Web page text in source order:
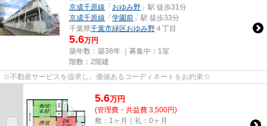
京成千原線 「 おゆみ野 」駅 徒歩31分
京成千原線 「 学園前 」駅 徒歩33分
千葉県千葉市緑区おゆみ野 ４丁目
5.6万円
築年数：築38年 ｜募集中： 1室
階数：2階建
☆不動産サービスを追求し、価値あるコーディネートをお約束☆
5.6万円
(管理費・共益費 3,500円)
敷：1ヶ月｜礼：0ヶ月